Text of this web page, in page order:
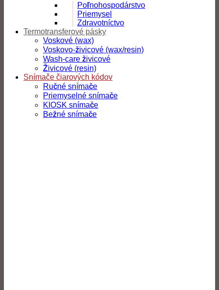
Poľnohospodárstvo
Priemysel
Zdravotníctvo
Termotransferové pásky
Voskové (wax)
Voskovo-živicové (wax/resin)
Wash-care živicové
Živicové (resin)
Snímače čiarových kódov
Ručné snímače
Priemyselné snímače
KIOSK snímače
Bežné snímače